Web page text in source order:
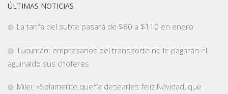
ÚLTIMAS NOTICIAS
La tarifa del subte pasará de $80 a $110 en enero
Tucumán: empresarios del transporte no le pagarán el
aguinaldo sus choferes
Milei: «Solamente quería desearles feliz Navidad, que